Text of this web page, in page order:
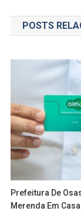
de
Post
POSTS
Prefeitura De
Merenda Em Casa